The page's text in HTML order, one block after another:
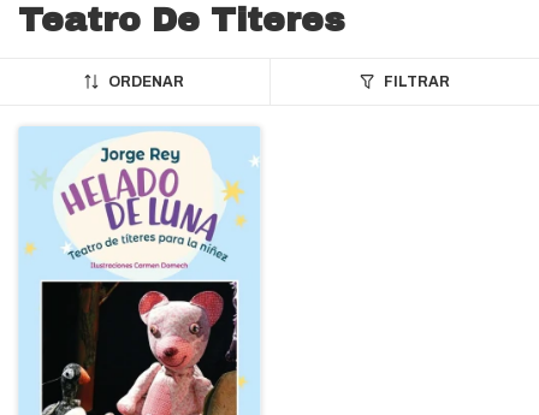
Teatro De Titeres
ORDENAR FILTRAR